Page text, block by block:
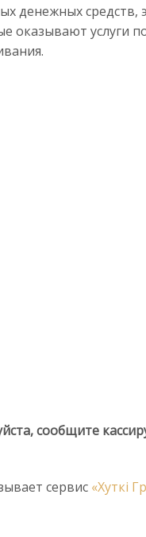
денежных средств,
оказывают услуги
сообщите
сервис «Хуткi